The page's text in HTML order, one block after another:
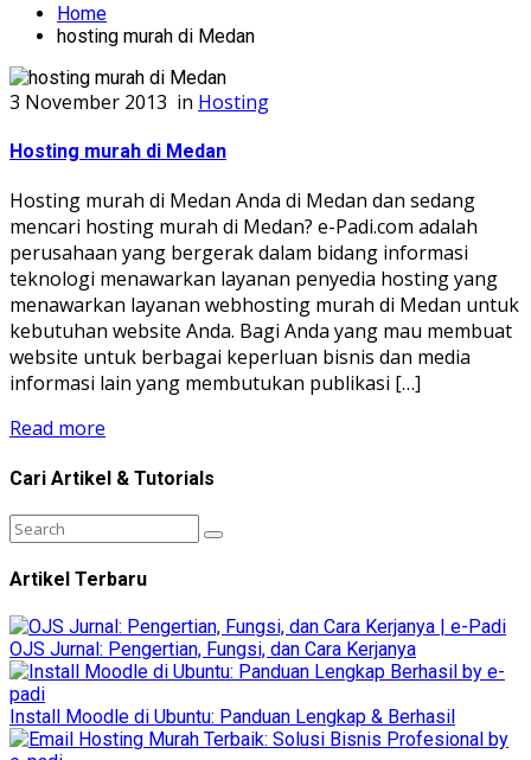
Home
hosting murah di Medan
3 November 2013 in Hosting
Hosting murah di Medan
Hosting murah di Medan Anda di Medan dan sedang
mencari hosting murah di Medan? e-Padi.com adalah
perusahaan yang bergerak dalam bidang informasi
teknologi menawarkan layanan penyedia hosting yang
menawarkan layanan webhosting murah di Medan untuk
kebutuhan website Anda. Bagi Anda yang mau membuat
website untuk berbagai keperluan bisnis dan media
informasi lain yang membutukan publikasi […]
Read more
Cari Artikel & Tutorials
Artikel Terbaru
OJS Jurnal: Pengertian, Fungsi, dan Cara Kerjanya
Install Moodle di Ubuntu: Panduan Lengkap & Berhasil